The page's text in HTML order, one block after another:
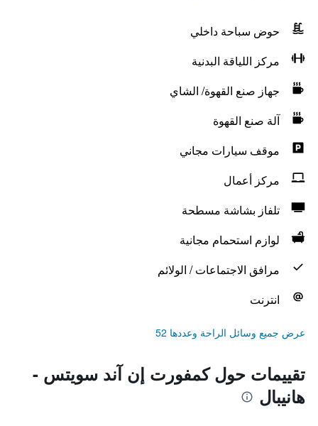
حوض سباحة داخلي
مركز اللياقة البدنية
جهاز صنع القهوة/ الشاي
آلة صنع القهوة
موقف سيارات مجاني
مركز أعمال
تلفاز بشاشة مسطحة
لوازم استحمام مجانية
مرافق الاجتماعات / الولائم
انترنت
عرض جميع وسائل الراحة وعددها 52
تقييمات حول كمفورت إن آند سويتس -
هانيبال